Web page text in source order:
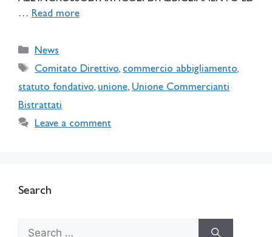
… Read more
Categories
News
Tags
Comitato Direttivo, commercio abbigliamento,
statuto fondativo, unione, Unione Commercianti
Bistrattati
Leave a comment
Search